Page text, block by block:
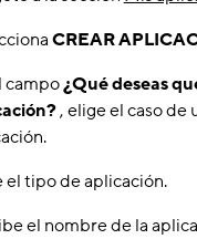
CREAR
campo¿Qué deseas
, elige el caso de
el tipo de aplicación.
el nombre de la